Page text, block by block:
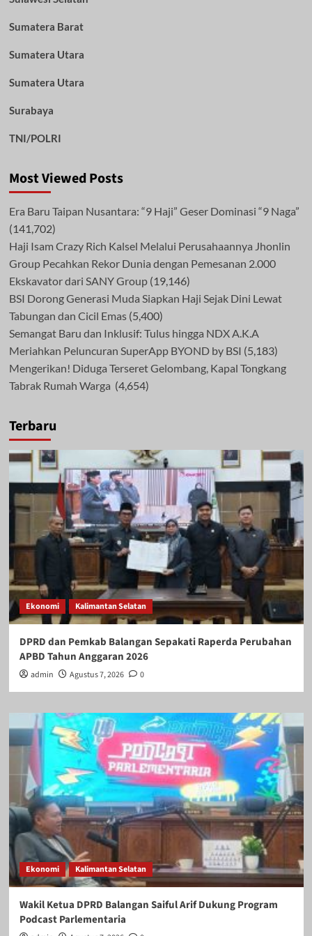
Sumatera Barat
Sumatera Utara
Sumatera Utara
Surabaya
TNI/POLRI
Most Viewed Posts
Era Baru Taipan Nusantara: “9 Haji” Geser Dominasi “9 Naga”
(141,702)
Haji Isam Crazy Rich Kalsel Melalui Perusahaannya Jhonlin
Group Pecahkan Rekor Dunia dengan Pemesanan 2.000
Ekskavator dari SANY Group (19,146)
BSI Dorong Generasi Muda Siapkan Haji Sejak Dini Lewat
Tabungan dan Cicil Emas (5,400)
Semangat Baru dan Inklusif: Tulus hingga NDX A.K.A
Meriahkan Peluncuran SuperApp BYOND by BSI (5,183)
Mengerikan! Diduga Terseret Gelombang, Kapal Tongkang
Tabrak Rumah Warga (4,654)
Terbaru
Ekonomi Kalimantan Selatan
DPRD dan Pemkab Balangan Sepakati Raperda Perubahan
APBD Tahun Anggaran 2026
admin Agustus 7, 2026 0
Ekonomi Kalimantan Selatan
Wakil Ketua DPRD Balangan Saiful Arif Dukung Program
Podcast Parlementaria